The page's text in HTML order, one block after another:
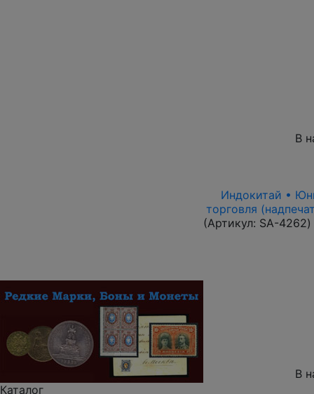
Каталог
В
Индокитай •
торговля
(Артикул: SA-4262)
В